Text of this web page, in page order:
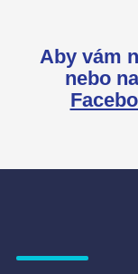
Aby vám
nebo